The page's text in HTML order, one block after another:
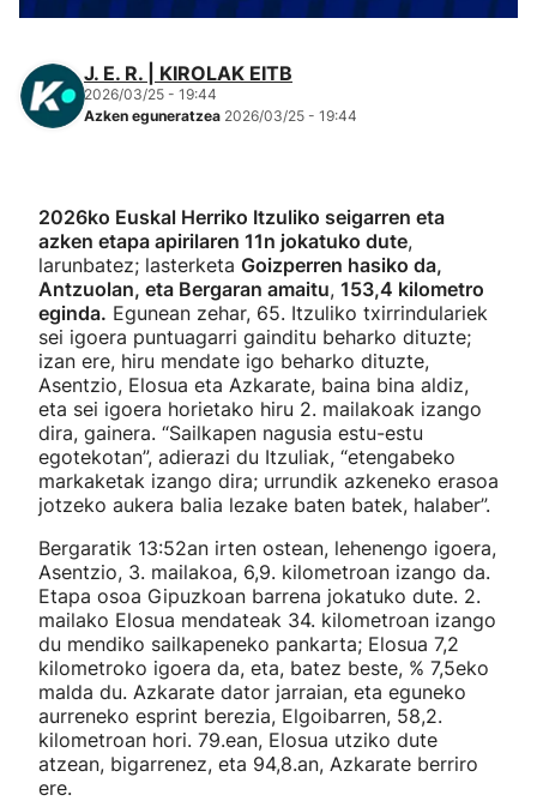
J. E. R. | KIROLAK EITB
2026/03/25 - 19:44
Azken eguneratzea 2026/03/25 - 19:44
2026ko Euskal Herriko Itzuliko seigarren eta
azken etapa apirilaren 11n jokatuko dute,
larunbatez; lasterketa Goizperren hasiko da,
Antzuolan, eta Bergaran amaitu, 153,4 kilometro
eginda. Egunean zehar, 65. Itzuliko txirrindulariek
sei igoera puntuagarri gainditu beharko dituzte;
izan ere, hiru mendate igo beharko dituzte,
Asentzio, Elosua eta Azkarate, baina bina aldiz,
eta sei igoera horietako hiru 2. mailakoak izango
dira, gainera. “Sailkapen nagusia estu-estu
egotekotan”, adierazi du Itzuliak, “etengabeko
markaketak izango dira; urrundik azkeneko erasoa
jotzeko aukera balia lezake baten batek, halaber”.
Bergaratik 13:52an irten ostean, lehenengo igoera,
Asentzio, 3. mailakoa, 6,9. kilometroan izango da.
Etapa osoa Gipuzkoan barrena jokatuko dute. 2.
mailako Elosua mendateak 34. kilometroan izango
du mendiko sailkapeneko pankarta; Elosua 7,2
kilometroko igoera da, eta, batez beste, % 7,5eko
malda du. Azkarate dator jarraian, eta eguneko
aurreneko esprint berezia, Elgoibarren, 58,2.
kilometroan hori. 79.ean, Elosua utziko dute
atzean, bigarrenez, eta 94,8.an, Azkarate berriro
ere.